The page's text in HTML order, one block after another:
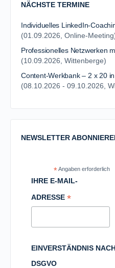
NÄCHSTE TERMINE
Individuelles LinkedIn-
(01.09.2026, Online-
Professionelles Netzwerken
(10.09.2026, Wittenberge)
Content-Werkbank – 2 x 20
(08.10.2026 - 09.10.2026,
NEWSLETTER
*Angaben erforderlich
IHRE E-MAIL-
ADRESSE *
EINVERSTÄNDNIS
DSGVO